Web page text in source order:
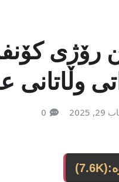
رۆژی
وڵاتانی
29, 2025
0
(7.6K)